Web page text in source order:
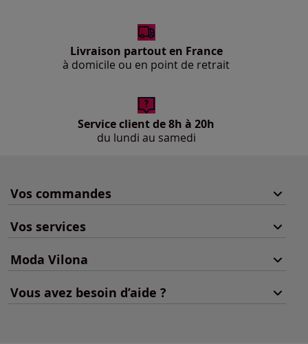
Livraison partout en France
à domicile ou en point de retrait
Service client de 8h à 20h
du lundi au samedi
Vos commandes
Vos services
Moda Vilona
Vous avez besoin d’aide ?